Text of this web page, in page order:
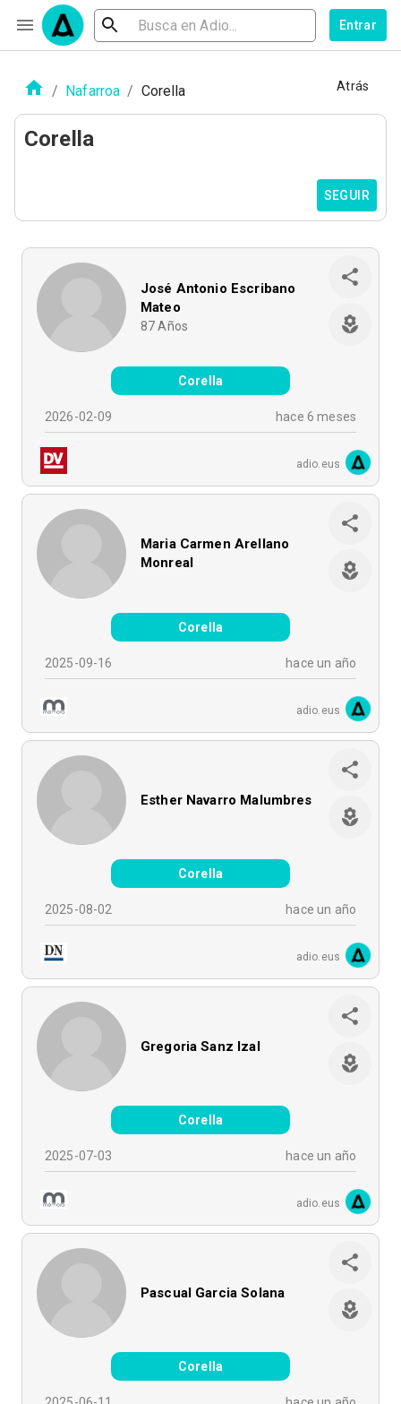
Entrar
/ Nafarroa / Corella Atrás
Corella
SEGUIR
José Antonio Escribano
Mateo
87 Años
Corella
2026-02-09 hace 6 meses
adio.eus
Maria Carmen Arellano
Monreal
Corella
2025-09-16 hace un año
adio.eus
Esther Navarro Malumbres
Corella
2025-08-02 hace un año
adio.eus
Gregoria Sanz Izal
Corella
2025-07-03 hace un año
adio.eus
Pascual Garcia Solana
Corella